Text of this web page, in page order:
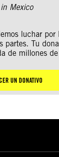
luchar por
partes. Tu
de millones
UN DONATIVO